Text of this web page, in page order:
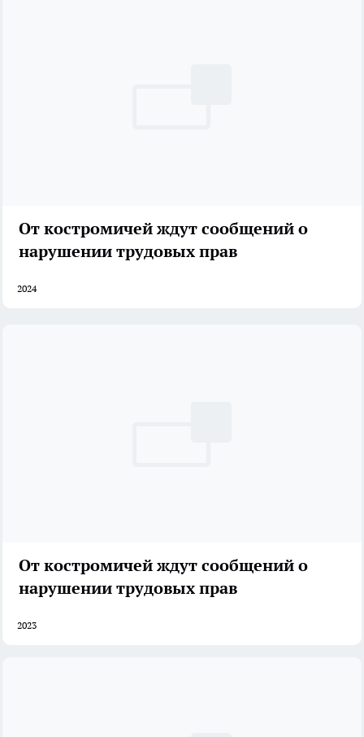
От костромичей ждут сообщений о
нарушении трудовых прав
2024
От костромичей ждут сообщений о
нарушении трудовых прав
2023